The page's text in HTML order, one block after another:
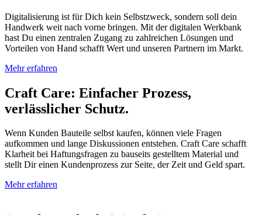
Digitalisierung ist für Dich kein Selbstzweck, sondern soll dein
Handwerk weit nach vorne bringen. Mit der digitalen Werkbank
hast Du einen zentralen Zugang zu zahlreichen Lösungen und
Vorteilen von Hand schafft Wert und unseren Partnern im Markt.
Mehr erfahren
Craft Care: Einfacher Prozess,
verlässlicher Schutz.
Wenn Kunden Bauteile selbst kaufen, können viele Fragen
aufkommen und lange Diskussionen entstehen. Craft Care schafft
Klarheit bei Haftungsfragen zu bauseits gestelltem Material und
stellt Dir einen Kundenprozess zur Seite, der Zeit und Geld spart.
Mehr erfahren